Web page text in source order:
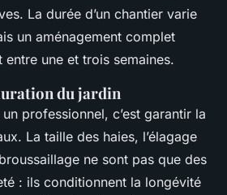
La durée d’un chantier varie
un aménagement complet
entre une et trois semaines.
du jardin
professionnel, c’est garantir la
La taille des haies, l’élagage
ne sont pas que des
: ils conditionnent la longévité